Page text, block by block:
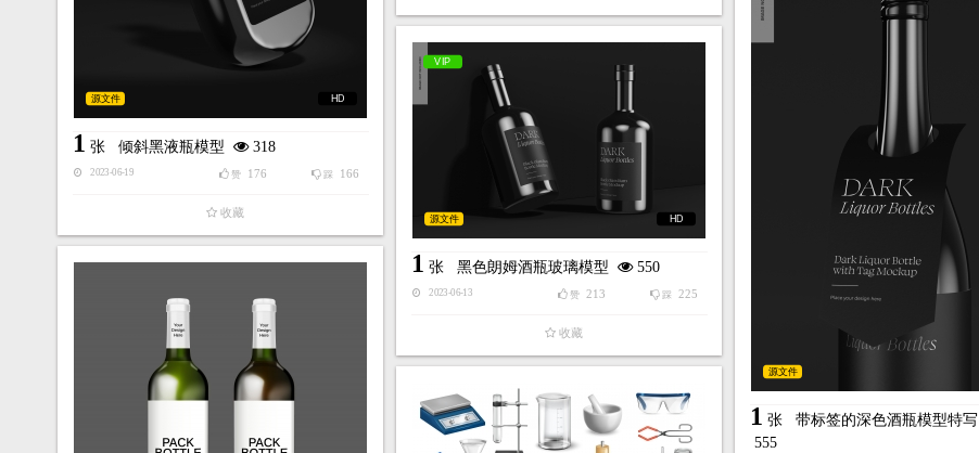
HD
源文件
1 张 倾斜黑液瓶模型 318
2023-06-19 踩 166
赞 176
收藏
源文件
1 张 带标签的深色酒瓶模型特写
555
VIP
HD
源文件
1 张 黑色朗姆酒瓶玻璃模型 550
2023-06-13 踩 225
赞 213
收藏